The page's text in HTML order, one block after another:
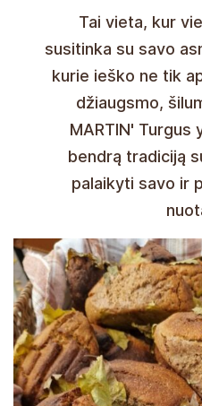
Tai vieta, kur
susitinka su savo
kurie ieško ne tik
džiaugsmo,
MARTIN'
bendrą tradiciją
palaikyti savo ir